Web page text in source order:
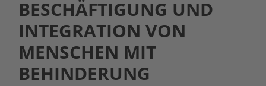
BESCHÄFTIGUNG UND
INTEGRATION VON
MENSCHEN MIT
BEHINDERUNG